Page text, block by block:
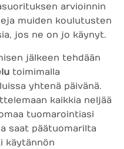
arvioinnin
muiden koulutusten
jos ne on jo käynyt.
jälkeen tehdään
toimimalla
yhtenä päivänä.
kaikkia neljää
tuomarointiasi
saat päätuomarilta
käytännön